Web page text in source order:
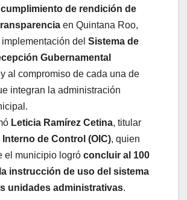
cumplimiento de rendición de
en Quintana Roo,
del Sistema de
Gubernamental
y al compromiso de cada una de
integran la administración
Leticia Ramírez Cetina, titular
de Control (OIC), quien
el municipio logró concluir al 100
instrucción de uso del sistema
unidades administrativas.